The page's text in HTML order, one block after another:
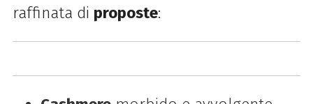
raffinata di proposte: